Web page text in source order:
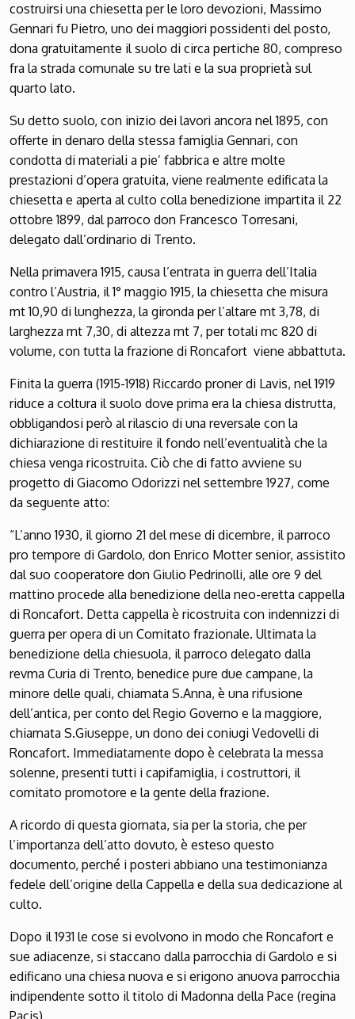
costruirsi una chiesetta per le loro devozioni, Massimo
Gennari fu Pietro, uno dei maggiori possidenti del posto,
dona gratuitamente il suolo di circa pertiche 80, compreso
fra la strada comunale su tre lati e la sua proprietà sul
quarto lato.
Su detto suolo, con inizio dei lavori ancora nel 1895, con
offerte in denaro della stessa famiglia Gennari, con
condotta di materiali a pie’ fabbrica e altre molte
prestazioni d’opera gratuita, viene realmente edificata la
chiesetta e aperta al culto colla benedizione impartita il 22
ottobre 1899, dal parroco don Francesco Torresani,
delegato dall’ordinario di Trento.
Nella primavera 1915, causa l’entrata in guerra dell’Italia
contro l’Austria, il 1° maggio 1915, la chiesetta che misura
mt 10,90 di lunghezza, la gironda per l’altare mt 3,78, di
larghezza mt 7,30, di altezza mt 7, per totali mc 820 di
volume, con tutta la frazione di Roncafort viene abbattuta.
Finita la guerra (1915-1918) Riccardo proner di Lavis, nel 1919
riduce a coltura il suolo dove prima era la chiesa distrutta,
obbligandosi però al rilascio di una reversale con la
dichiarazione di restituire il fondo nell’eventualità che la
chiesa venga ricostruita. Ciò che di fatto avviene su
progetto di Giacomo Odorizzi nel settembre 1927, come
da seguente atto:
“L’anno 1930, il giorno 21 del mese di dicembre, il parroco
pro tempore di Gardolo, don Enrico Motter senior, assistito
dal suo cooperatore don Giulio Pedrinolli, alle ore 9 del
mattino procede alla benedizione della neo-eretta cappella
di Roncafort. Detta cappella è ricostruita con indennizzi di
guerra per opera di un Comitato frazionale. Ultimata la
benedizione della chiesuola, il parroco delegato dalla
revma Curia di Trento, benedice pure due campane, la
minore delle quali, chiamata S.Anna, è una rifusione
dell’antica, per conto del Regio Governo e la maggiore,
chiamata S.Giuseppe, un dono dei coniugi Vedovelli di
Roncafort. Immediatamente dopo è celebrata la messa
solenne, presenti tutti i capifamiglia, i costruttori, il
comitato promotore e la gente della frazione.
A ricordo di questa giornata, sia per la storia, che per
l’importanza dell’atto dovuto, è esteso questo
documento, perché i posteri abbiano una testimonianza
fedele dell’origine della Cappella e della sua dedicazione al
culto.
Dopo il 1931 le cose si evolvono in modo che Roncafort e
sue adiacenze, si staccano dalla parrocchia di Gardolo e si
edificano una chiesa nuova e si erigono anuova parrocchia
indipendente sotto il titolo di Madonna della Pace (regina